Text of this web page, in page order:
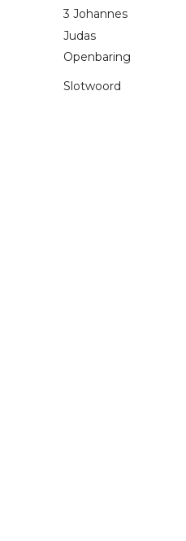
3 Johannes
Judas
Openbaring
Slotwoord